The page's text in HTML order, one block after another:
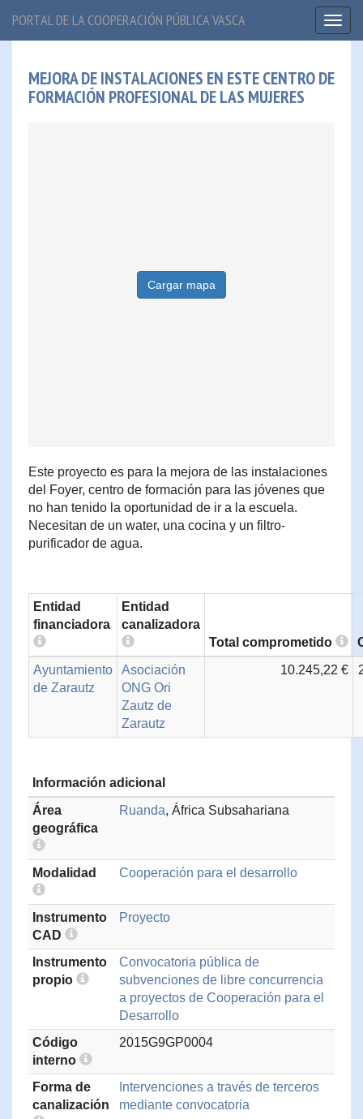
PORTAL DE LA COOPERACIÓN PÚBLICA VASCA
MEJORA DE INSTALACIONES EN ESTE CENTRO DE
FORMACIÓN PROFESIONAL DE LAS MUJERES
Cargar mapa
Este proyecto es para la mejora de las instalaciones
del Foyer, centro de formación para las jóvenes que
no han tenido la oportunidad de ir a la escuela.
Necesitan de un water, una cocina y un filtro-
purificador de agua.
Entidad
financiadora
Entidad
canalizadora
Total comprometido
Ayuntamiento
de Zarautz
Asociación
ONG Ori
Zautz de
Zarautz
10.245,22 €
Información adicional
Área
geográfica
Ruanda, África Subsahariana
Modalidad Cooperación para el desarrollo
Instrumento
CAD
Proyecto
Instrumento
propio
Convocatoria pública de
subvenciones de libre concurrencia
a proyectos de Cooperación para el
Desarrollo
Código
interno
2015G9GP0004
Forma de
canalización
Intervenciones a través de terceros
mediante convocatoria